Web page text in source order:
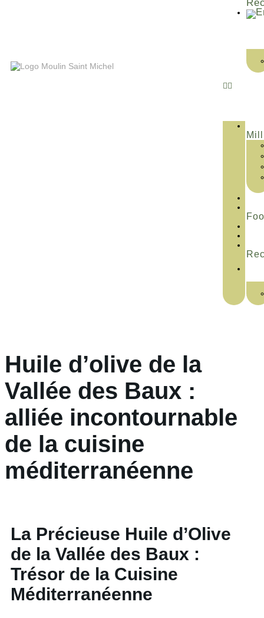
Mill
Huile d’olive de la
Vallée des Baux :
alliée incontournable
de la cuisine
méditerranéenne
La Précieuse Huile d’Olive
de la Vallée des Baux :
Trésor de la Cuisine
Méditerranéenne